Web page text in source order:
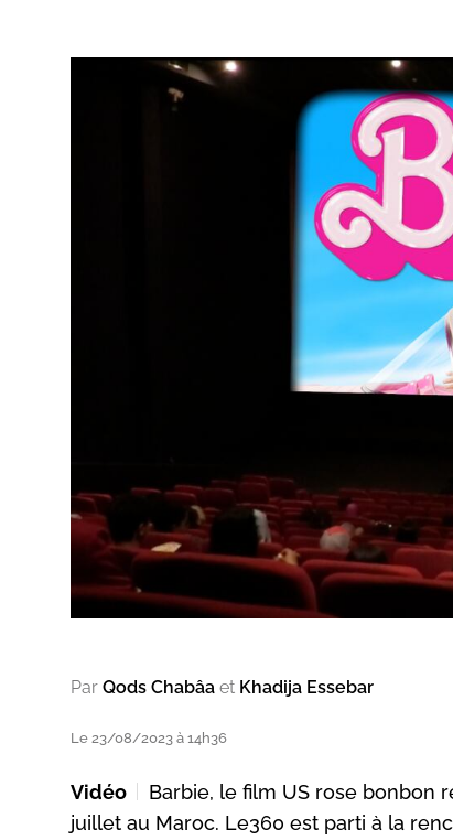
Par Qods Chabâa et Khadija Essebar
Le 23/08/2023 à 14h36
Vidéo
Barbie, le film US rose bonbon
juillet au Maroc. Le360 est parti à la